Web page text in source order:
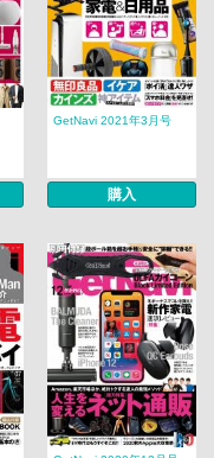
GetNavi 2021年3月号
購入